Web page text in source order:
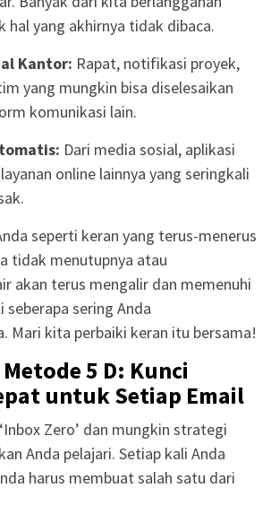
hal yang akhirnya tidak dibaca.
Kantor: Rapat, notifikasi proyek,
yang mungkin bisa diselesaikan
komunikasi lain.
Dari media sosial, aplikasi
online lainnya yang seringkali
seperti keran yang terus-menerus
tidak menutupnya atau
akan terus mengalir dan memenuhi
sering Anda
Mari kita perbaiki keran itu bersama!
5 D: Kunci
untuk Setiap Email
Zero’ dan mungkin strategi
Anda pelajari. Setiap kali Anda
harus membuat salah satu dari